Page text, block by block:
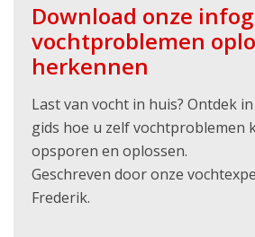
Download onze
vochtproblemen
herkennen
Last van vocht in huis? Ontdek
gids hoe u zelf vochtproblemen
opsporen en oplossen.
Geschreven door onze
Frederik.